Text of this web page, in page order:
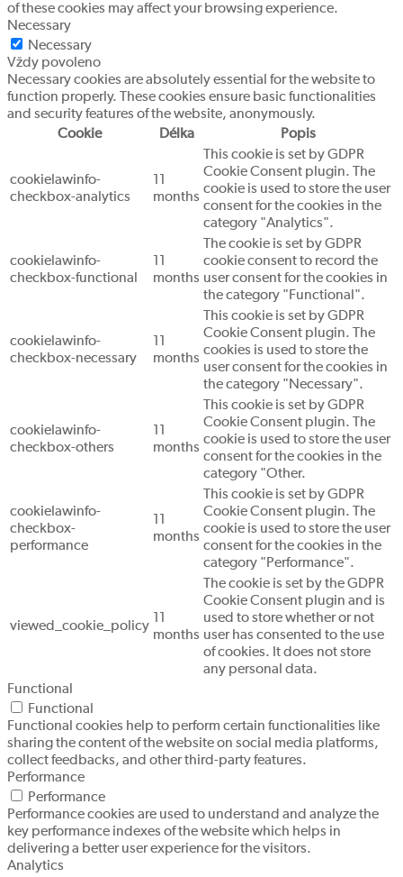
of these cookies may affect your browsing experience.
Necessary
Necessary
Vždy povoleno
Necessary cookies are absolutely essential for the website to
function properly. These cookies ensure basic functionalities
and security features of the website, anonymously.
Cookie
Délka Popis
cookielawinfo-
checkbox-analytics
months
This cookie is set by GDPR
Cookie Consent plugin. The
cookie is used to store the user
consent for the cookies in the
category "Analytics".
cookielawinfo-
checkbox-functional
months
The cookie is set by GDPR
cookie consent to record the
user consent for the cookies in
the category "Functional".
cookielawinfo-
checkbox-necessary
months
This cookie is set by GDPR
Cookie Consent plugin. The
cookies is used to store the
user consent for the cookies in
the category "Necessary".
cookielawinfo-
checkbox-others
months
This cookie is set by GDPR
Cookie Consent plugin. The
cookie is used to store the user
consent for the cookies in the
category "Other.
cookielawinfo-
checkbox-
performance
months
This cookie is set by GDPR
Cookie Consent plugin. The
cookie is used to store the user
consent for the cookies in the
category "Performance".
viewed_cookie_policy
months
The cookie is set by the GDPR
Cookie Consent plugin and is
used to store whether or not
user has consented to the use
of cookies. It does not store
any personal data.
Functional
Functional
Functional cookies help to perform certain functionalities like
sharing the content of the website on social media platforms,
collect feedbacks, and other third-party features.
Performance
Performance
Performance cookies are used to understand and analyze the
key performance indexes of the website which helps in
delivering a better user experience for the visitors.
Analytics